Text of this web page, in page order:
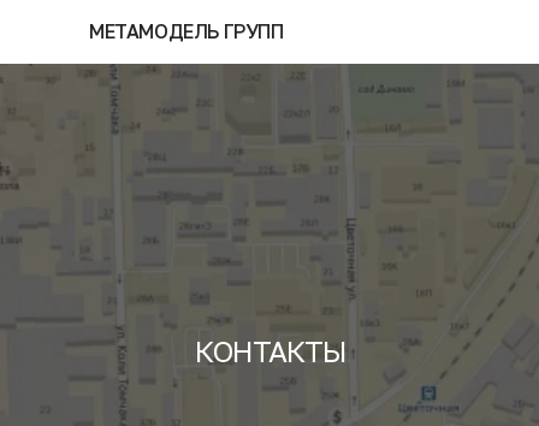
МЕТАМОДЕЛЬ ГРУПП
КОНТАКТЫ